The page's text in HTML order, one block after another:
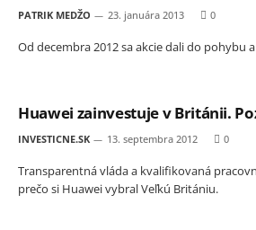
PATRIK MEDŽO 23. januára 2013 0
Od decembra 2012 sa akcie dali do pohybu
Huawei zainvestuje v Británii.
INVESTICNE.SK 13. septembra 2012 0
Transparentná vláda a kvalifikovaná
prečo si Huawei vybral Veľkú Britániu.